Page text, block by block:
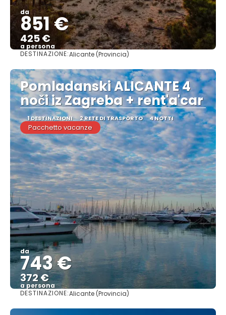
da
851 €
425 €
a persona
Vedere
DESTINAZIONE:Alicante (Provincia)
Pomladanski ALICANTE 4
noči iz Zagreba + rent'a'car
1 DESTINAZIONI 2 RETE DI TRASPORTO 4 NOTTI
Pacchetto vacanze
da
743 €
372 €
a persona
Vedere
DESTINAZIONE:Alicante (Provincia)